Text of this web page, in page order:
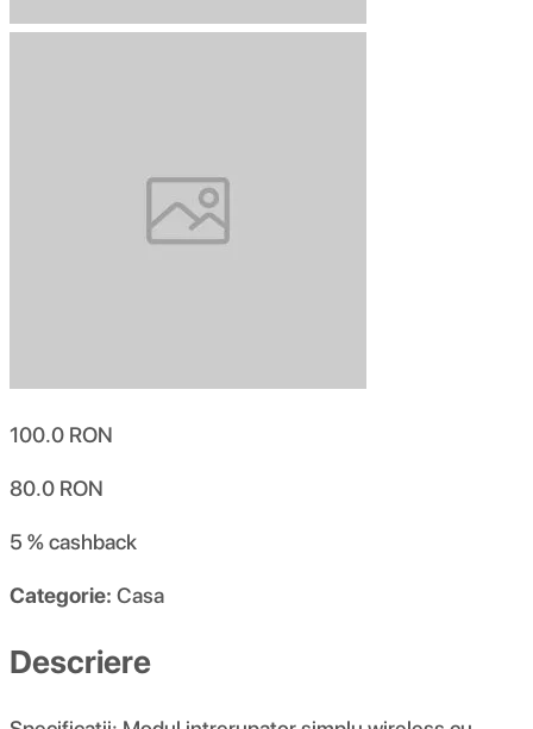
100.0 RON
80.0 RON
5 %cashback
Categorie: Casa
Descriere